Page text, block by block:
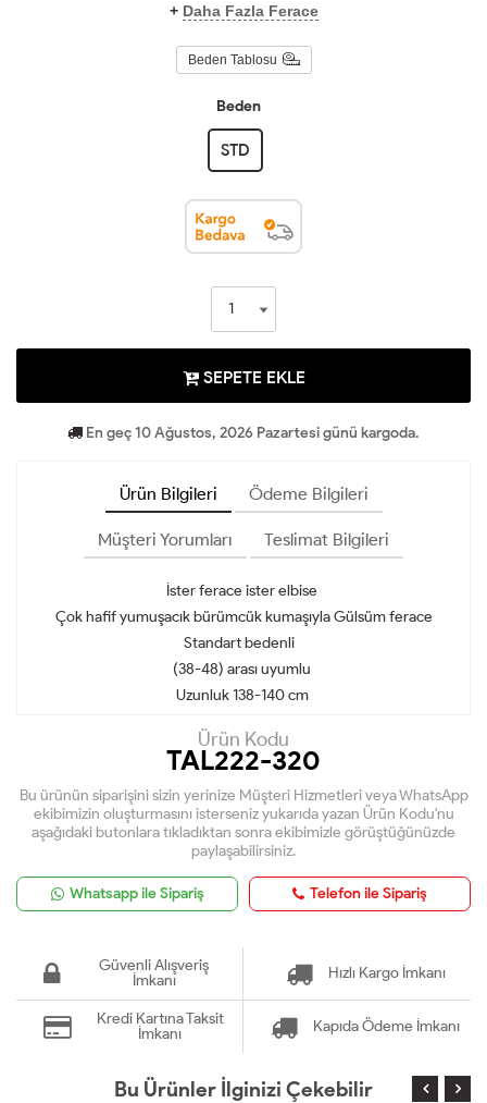
+ Daha Fazla Ferace
Beden Tablosu
Beden
STD
SEPETE EKLE
En geç 10 Ağustos, 2026 Pazartesi günü kargoda.
Ürün Bilgileri Ödeme Bilgileri
Müşteri Yorumları Teslimat Bilgileri
İster ferace ister elbise
Çok hafif yumuşacık bürümcük kumaşıyla Gülsüm ferace
Standart bedenli
(38-48) arası uyumlu
Uzunluk 138-140 cm
Ürün Kodu
TAL222-320
Bu ürünün siparişini sizin yerinize Müşteri Hizmetleri veya WhatsApp
ekibimizin oluşturmasını isterseniz yukarıda yazan Ürün Kodu'nu
aşağıdaki butonlara tıkladıktan sonra ekibimizle görüştüğünüzde
paylaşabilirsiniz.
Whatsapp ile Sipariş Telefon ile Sipariş
Güvenli Alışveriş
İmkanı
Hızlı Kargo İmkanı
Kredi Kartına Taksit
İmkanı
Kapıda Ödeme İmkanı
Bu Ürünler İlginizi Çekebilir